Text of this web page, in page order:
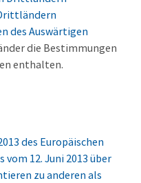
des Auswärtigen
die Bestimmungen
enthalten.
des Europäischen
vom 12. Juni 2013 über
zu anderen als